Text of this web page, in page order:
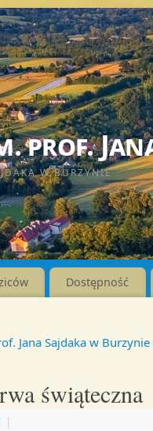
prof.
W BURZYNIE
Dostępność
Jana Sajdaka w Burzynie
świąteczna
|